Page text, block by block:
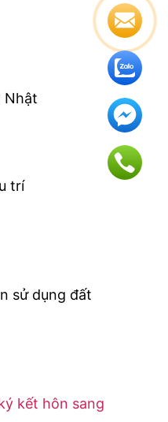
Nhật
trí
sử dụng đất
kết hôn sang